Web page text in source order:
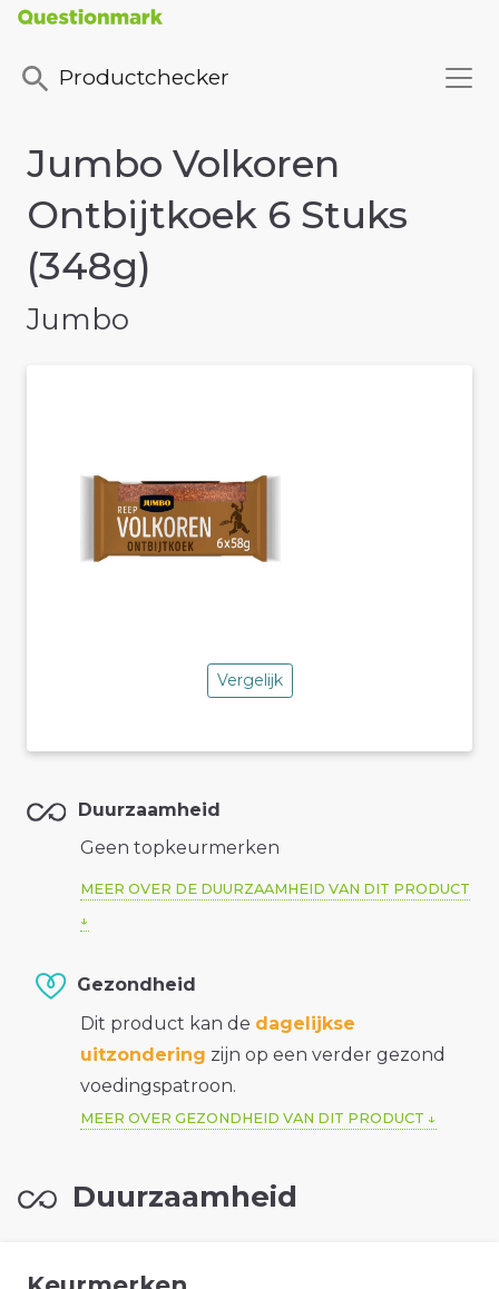
Productchecker
Jumbo Volkoren
Ontbijtkoek 6 Stuks
(348g)
Jumbo
Vergelijk
Duurzaamheid
Geen topkeurmerken
MEER OVER DE DUURZAAMHEID VAN DIT PRODUCT
Gezondheid
Dit product kan de dagelijkse
uitzondering zijn op een verder gezond
voedingspatroon.
MEER OVER GEZONDHEID VAN DIT PRODUCT
Duurzaamheid